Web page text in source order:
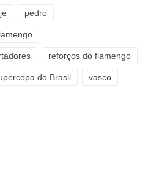
pedro
reforços do flamengo
do Brasil vasco